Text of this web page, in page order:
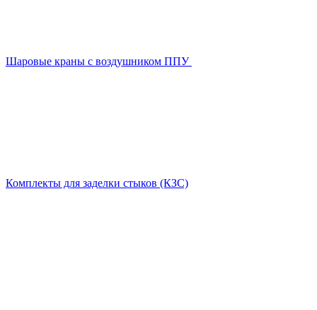
Шаровые краны с воздушником ППУ
Комплекты для заделки стыков (КЗС)